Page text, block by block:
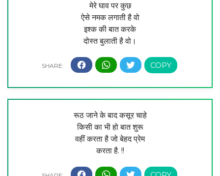
मेरे घाव पर कुछ
ऐसे नमक लगाती है वो
इश्क की बात करके
दोस्त बुलाती है वो।
रूठ जाने के बाद कसूर चाहे
किसी का भी हो बात शुरू
वहीं करता है जो बेहद प्रेम
करता है. !!